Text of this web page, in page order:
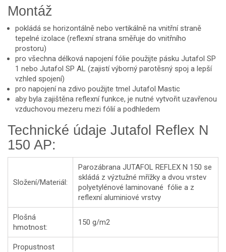
Montáž
pokládá se horizontálně nebo vertikálně na vnitřní straně
tepelné izolace (reflexní strana směřuje do vnitřního
prostoru)
pro všechna délková napojení fólie použijte pásku Jutafol SP
1 nebo Jutafol SP AL (zajistí výborný parotěsný spoj a lepší
vzhled spojení)
pro napojení na zdivo použijte tmel Jutafol Mastic
aby byla zajištěna reflexní funkce, je nutné vytvořit uzavřenou
vzduchovou mezeru mezi fólií a podhledem
Technické údaje Jutafol Reflex N
150 AP:
Složení/Materiál:
Parozábrana JUTAFOL REFLEX N 150 se
skládá z výztužné mřížky a dvou vrstev
polyetylénové laminované fólie a z
reflexní aluminiové vrstvy
Plošná
hmotnost:
150 g/m2
Propustnost